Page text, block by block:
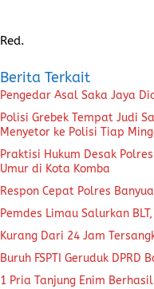
Red.
Berita Terkait
Pengedar Asal Saka Jaya
Polisi Grebek Tempat Judi
Menyetor ke Polisi Tiap
Praktisi Hukum Desak
Umur di Kota Komba
Respon Cepat Polres
Pemdes Limau Salurkan
Kurang Dari 24 Jam
Buruh FSPTI Geruduk
1 Pria Tanjung Enim